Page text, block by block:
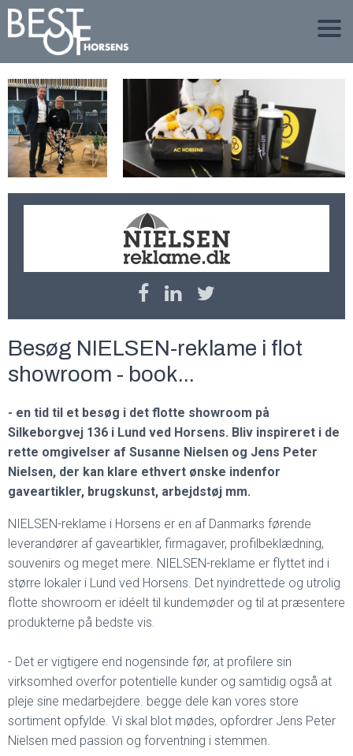
Besøg NIELSEN-reklame i flot
showroom - book...
- en tid til et besøg i det flotte showroom på
Silkeborgvej 136 i Lund ved Horsens. Bliv inspireret i de
rette omgivelser af Susanne Nielsen og Jens Peter
Nielsen, der kan klare ethvert ønske indenfor
gaveartikler, brugskunst, arbejdstøj mm.
NIELSEN-reklame i Horsens er en af Danmarks førende
leverandører af gaveartikler, firmagaver, profilbeklædning,
souvenirs og meget mere. NIELSEN-reklame er flyttet ind i
større lokaler i Lund ved Horsens. Det nyindrettede og utrolig
flotte showroom er idéelt til kundemøder og til at præsentere
produkterne på bedste vis.
- Det er vigtigere end nogensinde før, at profilere sin
virksomhed overfor potentielle kunder og samtidig også at
pleje sine medarbejdere. begge dele kan vores store
sortiment opfylde. Vi skal blot mødes, opfordrer Jens Peter
Nielsen med passion og forventning i stemmen.